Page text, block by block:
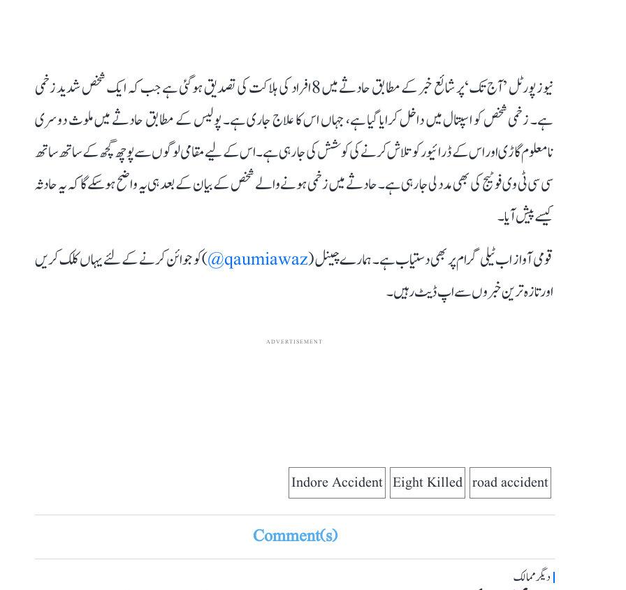
نیوز پورٹل ’آج تک‘ پر شائع خبر کے مطابق حادثے میں 8 افراد کی ہلاکت کی تصدیق ہو گئی ہے جب کہ ایک شخص شدید زخمی
ہے۔ زخمی شخص کو اسپتال میں داخل کرایا گیا ہے، جہاں اس کا علاج جاری ہے۔ پولیس کے مطابق حادثے میں ملوث دوسری
نامعلوم گاڑی اور اس کے ڈرائیور کو تلاش کرنے کی کوشش کی جا رہی ہے۔ اس کے لیے مقامی لوگوں سے پوچھ گچھ کے ساتھ ساتھ
سی سی ٹی وی فوٹیج کی بھی مدد لی جا رہی ہے۔ حادثے میں زخمی ہونے والے شخص کے بیان کے بعد ہی یہ واضح ہوسکے گا کہ یہ حادثہ
کیسے پیش آیا۔
قومی آواز اب ٹیلی گرام پر بھی دستیاب ہے۔ ہمارے چینل (qaumiawaz@
) کو جوائن کرنے کے لئے یہاں کلک کریں
اور تازہ ترین خبروں سے اپ ڈیٹ رہیں۔
ADVERTISEMENT
road accident
Eight Killed
Indore Accident
Comment(s)
دیگر ممالک